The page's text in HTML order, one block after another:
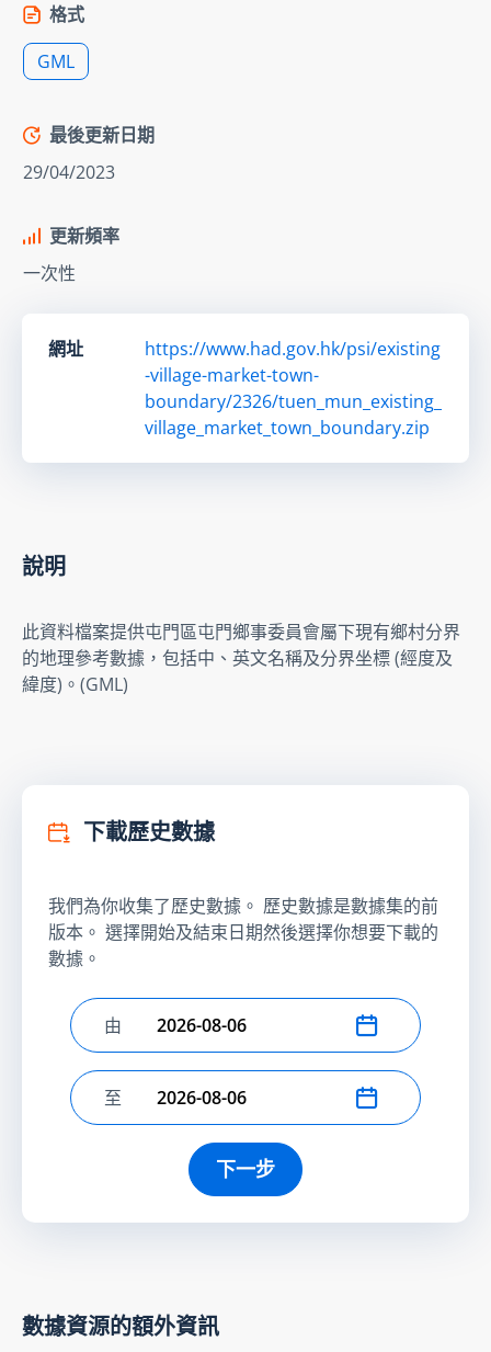
格式
GML
最後更新日期
29/04/2023
更新頻率
一次性
網址
https://www.had.gov.hk/psi/existing
-village-market-town-
boundary/2326/tuen_mun_existing_
village_market_town_boundary.zip
說明
此資料檔案提供屯門區屯門鄉事委員會屬下現有鄉村分界
的地理參考數據，包括中、英文名稱及分界坐標 (經度及
緯度)。(GML)
下載歷史數據
我們為你收集了歷史數據。 歷史數據是數據集的前
版本。 選擇開始及結束日期然後選擇你想要下載的
數據。
選擇開始日期
由
選擇結束日期
至
下一步
數據資源的額外資訊